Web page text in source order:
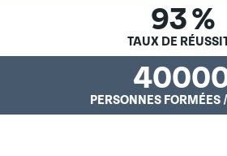
93%
TAUX DE
PERSONNES FORMÉES